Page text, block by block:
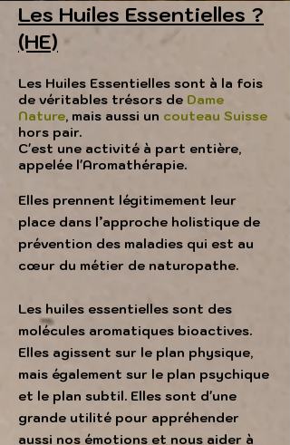
Les Huiles Essentielles sont à la fois
de véritables trésors de Dame
Nature, mais aussi un couteau Suisse
hors pair.
C'est une activité à part entière,
appelée l'Aromathérapie.
Elles prennent légitimement leur
place dans l’approche holistique de
prévention des maladies qui est au
cœur du métier de naturopathe.
Les huiles essentielles sont des
molécules aromatiques bioactives.
Elles agissent sur le plan physique,
mais également sur le plan psychique
et le plan subtil. Elles sont d'une
grande utilité pour appréhender
aussi nos émotions et nous aider à
Les Huiles Essentielles ?
(HE)